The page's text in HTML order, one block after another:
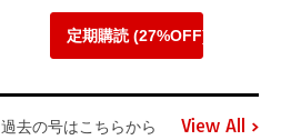
定期購読 (27%OFF)
過去の号はこちらから View All